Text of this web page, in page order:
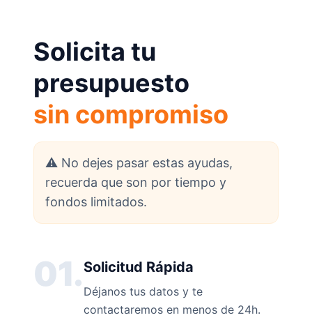
Solicita tu
presupuesto
sin compromiso
⚠️ No dejes pasar estas ayudas,
recuerda que son por tiempo y
fondos limitados.
01.Solicitud Rápida
Déjanos tus datos y te
contactaremos en menos de 24h.